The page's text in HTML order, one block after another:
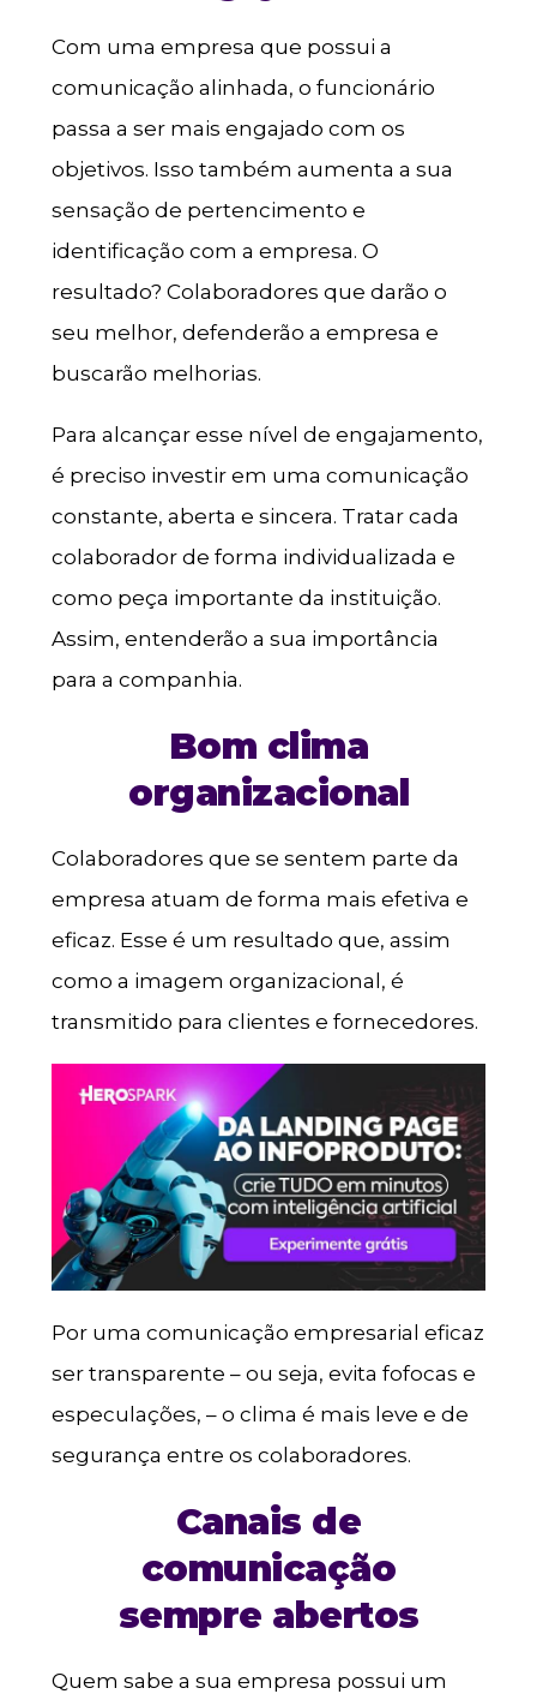
Com uma empresa que possui a
comunicação alinhada, o funcionário
passa a ser mais engajado com os
objetivos. Isso também aumenta a sua
sensação de pertencimento e
identificação com a empresa. O
resultado? Colaboradores que darão o
seu melhor, defenderão a empresa e
buscarão melhorias.
Para alcançar esse nível de engajamento,
é preciso investir em uma comunicação
constante, aberta e sincera. Tratar cada
colaborador de forma individualizada e
como peça importante da instituição.
Assim, entenderão a sua importância
para a companhia.
Bom clima
organizacional
Colaboradores que se sentem parte da
empresa atuam de forma mais efetiva e
eficaz. Esse é um resultado que, assim
como a imagem organizacional, é
transmitido para clientes e fornecedores.
Por uma comunicação empresarial eficaz
ser transparente – ou seja, evita fofocas e
especulações, – o clima é mais leve e de
segurança entre os colaboradores.
Canais de
comunicação
sempre abertos
Quem sabe a sua empresa possui um